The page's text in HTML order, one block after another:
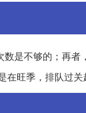
是不够的；再
旺季，排队过关